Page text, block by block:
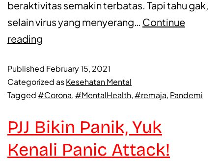
beraktivitas semakin terbatas. Tapi tahu gak,
selain virus yang menyerang… Continue
reading
Published February 15, 2021
Categorized asKesehatan Mental
Tagged#Corona,#MentalHealth,#remaja, Pandemi
PJJ Bikin Panik, Yuk
Kenali Panic Attack!